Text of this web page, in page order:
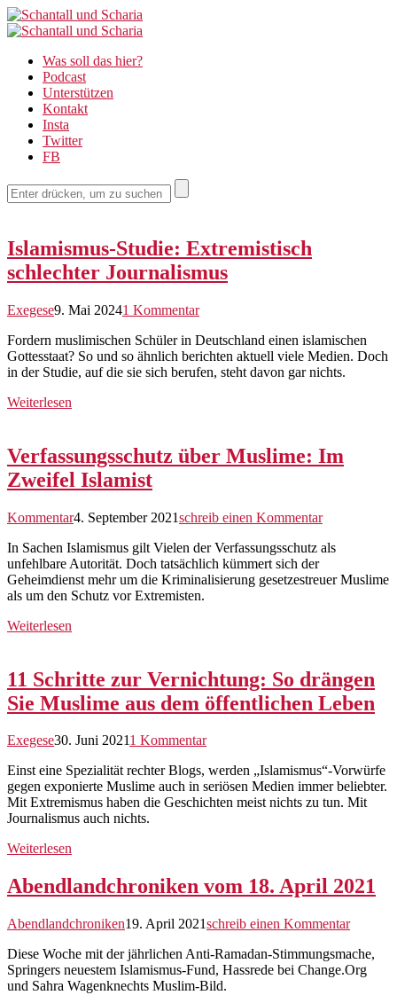
Schantall
und
Scharia
und
Scharia
Was soll das hier?
Podcast
Unterstützen
Kontakt
Insta
Twitter
FB
Islamismus-Studie: Extremistisch
schlechter Journalismus
Exegese9. Mai 20241 Kommentar
Fordern muslimischen Schüler in Deutschland einen islamischen
Gottesstaat? So und so ähnlich berichten aktuell viele Medien. Doch
in der Studie, auf die sie sich berufen, steht davon gar nichts.
Weiterlesen
Verfassungsschutz über Muslime: Im
Zweifel Islamist
Kommentar4. September 2021schreib einen Kommentar
In Sachen Islamismus gilt Vielen der Verfassungsschutz als
unfehlbare Autorität. Doch tatsächlich kümmert sich der
Geheimdienst mehr um die Kriminalisierung gesetzestreuer Muslime
als um den Schutz vor Extremisten.
Weiterlesen
11 Schritte zur Vernichtung: So drängen
Sie Muslime aus dem öffentlichen Leben
Exegese30. Juni 20211 Kommentar
Einst eine Spezialität rechter Blogs, werden „Islamismus“-Vorwürfe
gegen exponierte Muslime auch in seriösen Medien immer beliebter.
Mit Extremismus haben die Geschichten meist nichts zu tun. Mit
Journalismus auch nichts.
Weiterlesen
Abendlandchroniken vom 18. April 2021
Abendlandchroniken19. April 2021schreib einen Kommentar
Diese Woche mit der jährlichen Anti-Ramadan-Stimmungsmache,
Springers neuestem Islamismus-Fund, Hassrede bei Change.Org
und Sahra Wagenknechts Muslim-Bild.